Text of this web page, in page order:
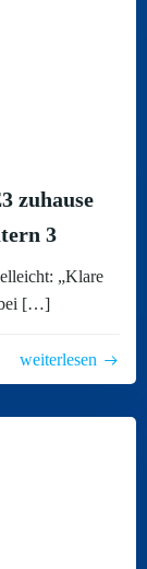
zuhause
3
„Klare
[…]
weiterlesen